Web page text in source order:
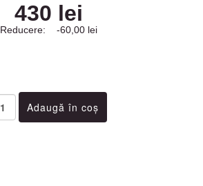
430 lei
Reducere: -60,00 lei